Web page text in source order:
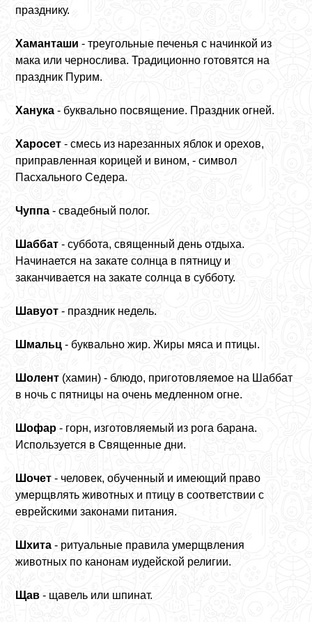
празднику.
Хаманташи - треугольные печенья с начинкой из
мака или чернослива. Традиционно готовятся на
праздник Пурим.
Ханука - буквально посвящение. Праздник огней.
Харосет- смесь из нарезанных яблок и орехов,
приправленная корицей и вином, - символ
Пасхального Седера.
Чуппа- свадебный полог.
Шаббат- суббота, священный день отдыха.
Начинается на закате солнца в пятницу и
заканчивается на закате солнца в субботу.
Шавуот - праздник недель.
Шмальц - буквально жир. Жиры мяса и птицы.
Шолент (хамин) - блюдо, приготовляемое на Шаббат
в ночь с пятницы на очень медленном огне.
Шофар - горн, изготовляемый из рога барана.
Используется в Священные дни.
Шочет- человек, обученный и имеющий право
умерщвлять животных и птицу в соответствии с
еврейскими законами питания.
Шхита- ритуальные правила умерщвления
животных по канонам иудейской религии.
Щав- щавель или шпинат.